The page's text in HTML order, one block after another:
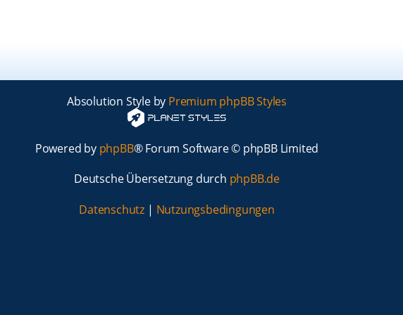
Absolution Style by Premium phpBB Styles
Powered by phpBB® Forum Software © phpBB Limited
Deutsche Übersetzung durch phpBB.de
Datenschutz | Nutzungsbedingungen